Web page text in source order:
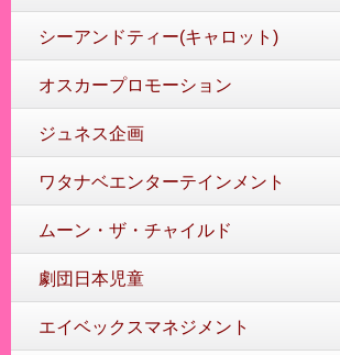
シーアンドティー(キャロット)
オスカープロモーション
ジュネス企画
ワタナベエンターテインメント
ムーン・ザ・チャイルド
劇団日本児童
エイベックスマネジメント